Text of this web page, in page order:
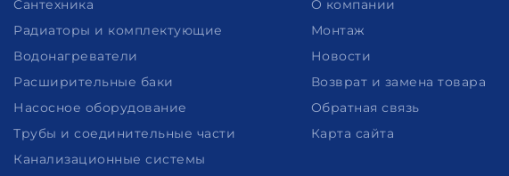
Сантехника
Радиаторы и комплектующие
Водонагреватели
Расширительные баки
Насосное оборудование
Трубы и соединительные части
Канализационные системы
О компании
Монтаж
Новости
Возврат и замена товара
Обратная связь
Карта сайта